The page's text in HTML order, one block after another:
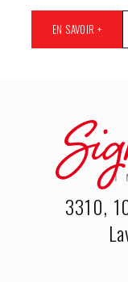
EN SAVOIR +
3310,